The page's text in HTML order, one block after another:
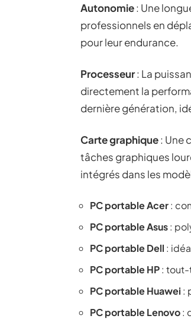
Autonomie: Une
professionnels en
pour leur endurance.
Processeur: La
directement la
dernière génération,
Carte graphique: Une
tâches graphiques
intégrés dans les
PC portable Acer:
PC portable Asus:
PC portable Dell :
PC portable HP: tout-
PC portable Huawei :
PC portable Lenovo: